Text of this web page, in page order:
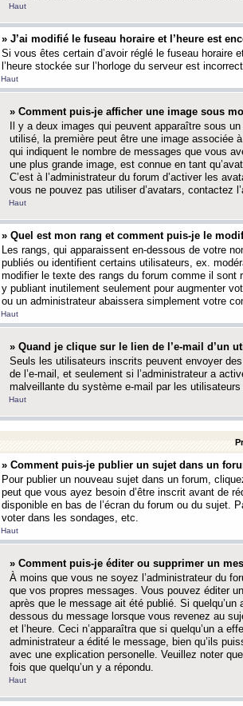
Haut
» J’ai modifié le fuseau horaire et l’heure est
Si vous êtes certain d’avoir réglé le fuseau horaire
l’heure stockée sur l’horloge du serveur est
Haut
» Comment puis-je afficher une image sous
Il y a deux images qui peuvent apparaître sous
utilisé, la première peut être une image associée
qui indiquent le nombre de messages que vous
une plus grande image, est connue en tant
C’est à l’administrateur du forum d’activer les
vous ne pouvez pas utiliser d’avatars, contactez
Haut
» Quel est mon rang et comment puis-je le
Les rangs, qui apparaissent en-dessous de votre
publiés ou identifient certains utilisateurs, ex.
modifier le texte des rangs du forum comme il sont
y publiant inutilement seulement pour augmenter
ou un administrateur abaissera simplement votre
Haut
» Quand je clique sur le lien de l’e-mail d’un
Seuls les utilisateurs inscrits peuvent envoyer
de l’e-mail, et seulement si l’administrateur a
malveillante du système e-mail par les utilisateurs
Haut
» Comment puis-je publier un sujet dans un
Pour publier un nouveau sujet dans un forum,
peut que vous ayez besoin d’être inscrit avant de
disponible en bas de l’écran du forum ou du sujet.
voter dans les sondages, etc.
Haut
» Comment puis-je éditer ou supprimer un
À moins que vous ne soyez l’administrateur du
que vos propres messages. Vous pouvez éditer
après que le message ait été publié. Si
dessous du message lorsque vous revenez au
et l’heure. Ceci n’apparaîtra que si quelqu’un a
administrateur a édité le message, bien qu’ils
avec une explication personelle. Veuillez noter
fois que quelqu’un y a répondu.
Haut